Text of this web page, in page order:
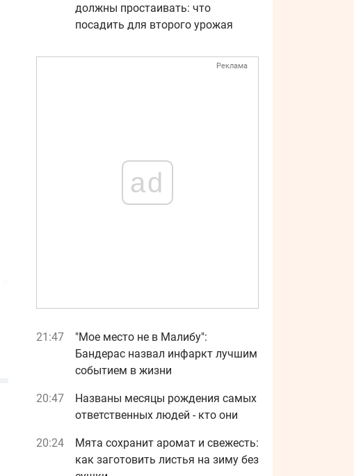
должны простаивать: что
посадить для второго урожая
Реклама
ad
21:47
"Мое место не в Малибу":
Бандерас назвал инфаркт лучшим
событием в жизни
20:47
Названы месяцы рождения самых
ответственных людей - кто они
20:24
Мята сохранит аромат и свежесть:
как заготовить листья на зиму без